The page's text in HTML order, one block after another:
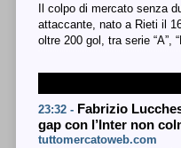
Il colpo di mercato senza
attaccante, nato a Rieti il
oltre 200 gol, tra serie
23:32 - Fabrizio
gap con l’Inter non
tuttomercatoweb.com